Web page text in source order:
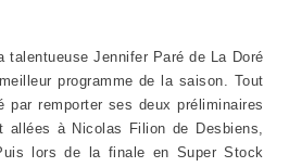
talentueuse Jennifer Paré de La Doré
programme de la saison. Tout
par remporter ses deux préliminaires
allées à Nicolas Filion de Desbiens,
lors de la finale en Super Stock